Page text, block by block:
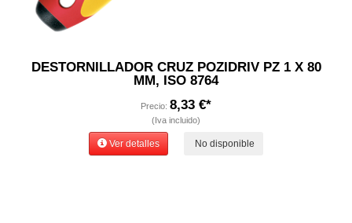
DESTORNILLADOR CRUZ POZIDRIV PZ 1 X 80
MM, ISO 8764
Precio: 8,33 €*
(Iva incluido)
Ver detalles No disponible